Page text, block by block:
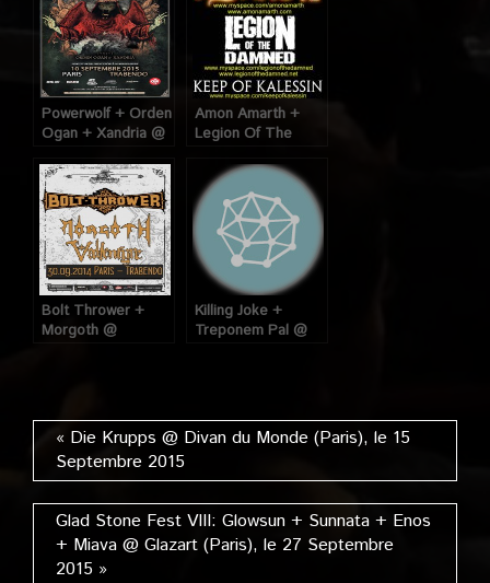
Powerwolf + Orden
Ogan + Xandria @
le 10 Septembre
2015
Amon Amarth +
Legion Of The
Kalessin @
Trabendo (Paris),
10 Mars 2009
Bolt Thrower +
Morgoth @
Killing Joke +
Treponem Pal @
« Die Krupps @ Divan du Monde (Paris), le 15
Septembre 2015
Glad Stone Fest VIII: Glowsun + Sunnata + Enos
+ Miava @ Glazart (Paris), le 27 Septembre
2015 »